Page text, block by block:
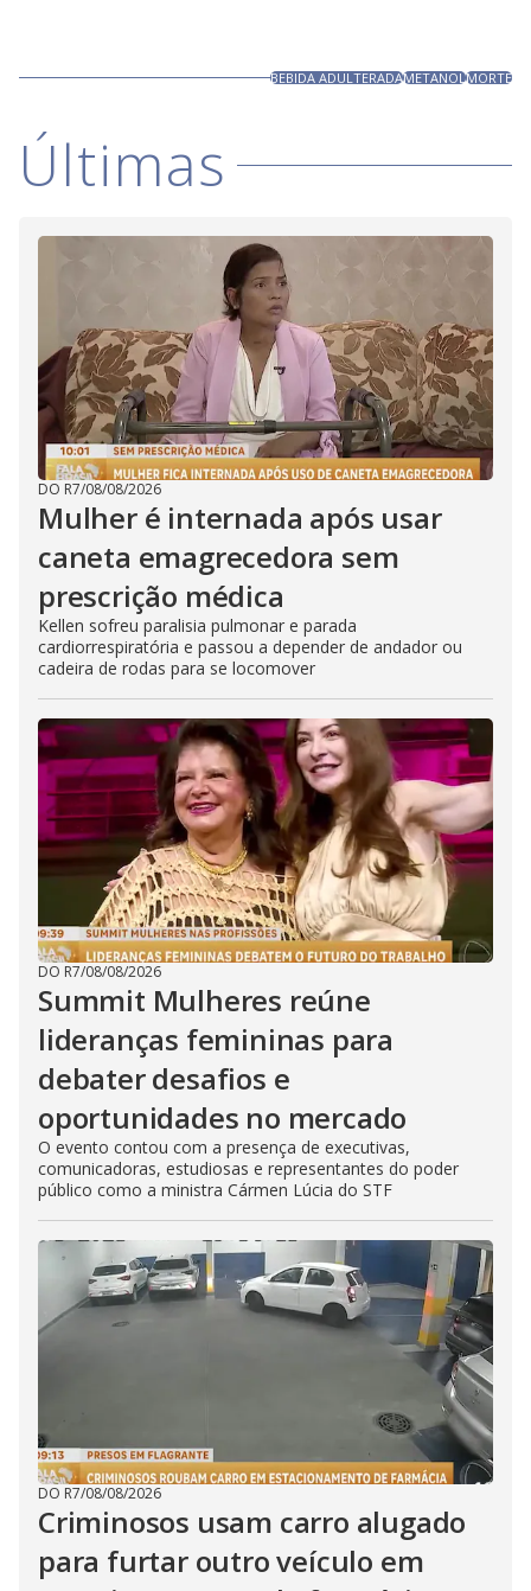
BEBIDA ADULTERADAMETANOLMORTE
Últimas
DO R7/08/08/2026
Mulher é internada após usar
caneta emagrecedora sem
prescrição médica
Kellen sofreu paralisia pulmonar e parada
cardiorrespiratória e passou a depender de andador ou
cadeira de rodas para se locomover
DO R7/08/08/2026
Summit Mulheres reúne
lideranças femininas para
debater desafios e
oportunidades no mercado
O evento contou com a presença de executivas,
comunicadoras, estudiosas e representantes do poder
público como a ministra Cármen Lúcia do STF
DO R7/08/08/2026
Criminosos usam carro alugado
para furtar outro veículo em